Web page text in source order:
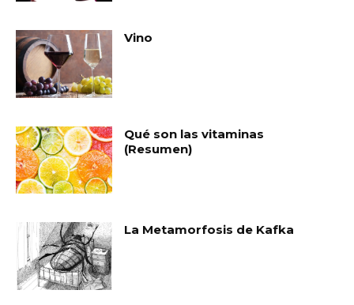
Vino
Qué son las vitaminas
(Resumen)
La Metamorfosis de Kafka